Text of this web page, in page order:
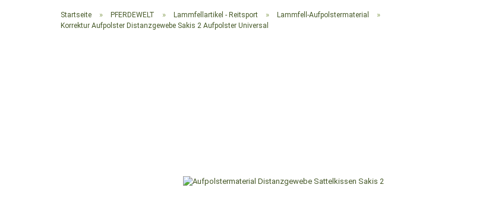
Startseite » PFERDEWELT » Lammfellartikel - Reitsport » Lammfell-Aufpolstermaterial »
Korrektur Aufpolster Distanzgewebe Sakis 2 Aufpolster Universal